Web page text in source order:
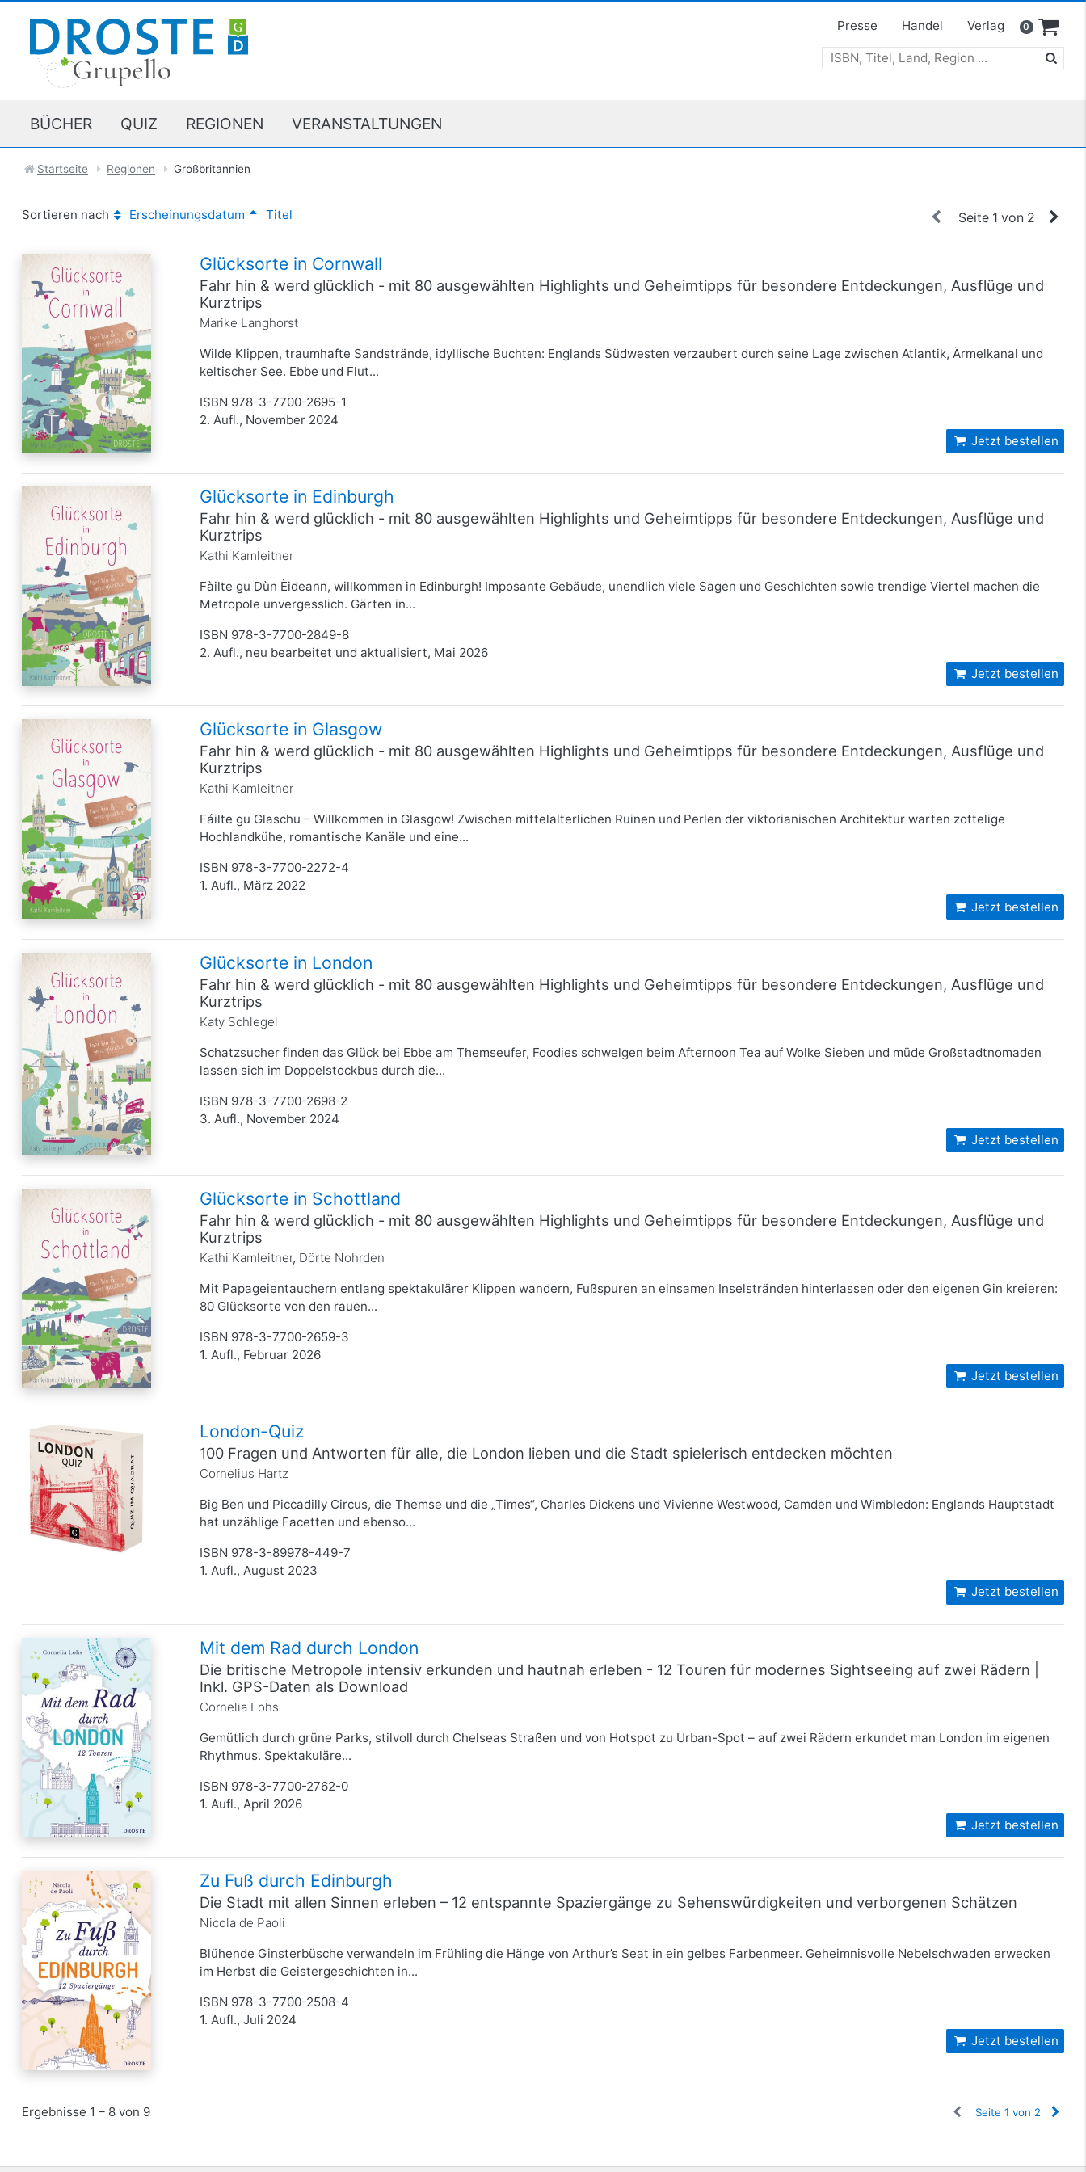
Presse Handel Verlag 0
BÜCHER QUIZ REGIONEN VERANSTALTUNGEN
Startseite Regionen Großbritannien
Sortieren nach Erscheinungsdatum Titel Seite 1 von 2
Glücksorte in Cornwall
Fahr hin & werd glücklich - mit 80 ausgewählten Highlights und Geheimtipps für besondere Entdeckungen, Ausflüge und
Kurztrips
Marike Langhorst
Wilde Klippen, traumhafte Sandstrände, idyllische Buchten: Englands Südwesten verzaubert durch seine Lage zwischen Atlantik, Ärmelkanal und
keltischer See. Ebbe und Flut...
ISBN 978-3-7700-2695-1
2. Aufl., November 2024
Jetzt bestellen
Glücksorte in Edinburgh
Fahr hin & werd glücklich - mit 80 ausgewählten Highlights und Geheimtipps für besondere Entdeckungen, Ausflüge und
Kurztrips
Kathi Kamleitner
Fàilte gu Dùn Èideann, willkommen in Edinburgh! Imposante Gebäude, unendlich viele Sagen und Geschichten sowie trendige Viertel machen die
Metropole unvergesslich. Gärten in...
ISBN 978-3-7700-2849-8
2. Aufl., neu bearbeitet und aktualisiert, Mai 2026
Jetzt bestellen
Glücksorte in Glasgow
Fahr hin & werd glücklich - mit 80 ausgewählten Highlights und Geheimtipps für besondere Entdeckungen, Ausflüge und
Kurztrips
Kathi Kamleitner
Fáilte gu Glaschu – Willkommen in Glasgow! Zwischen mittelalterlichen Ruinen und Perlen der viktorianischen Architektur warten zottelige
Hochlandkühe, romantische Kanäle und eine...
ISBN 978-3-7700-2272-4
1. Aufl., März 2022
Jetzt bestellen
Glücksorte in London
Fahr hin & werd glücklich - mit 80 ausgewählten Highlights und Geheimtipps für besondere Entdeckungen, Ausflüge und
Kurztrips
Katy Schlegel
Schatzsucher finden das Glück bei Ebbe am Themseufer, Foodies schwelgen beim Afternoon Tea auf Wolke Sieben und müde Großstadtnomaden
lassen sich im Doppelstockbus durch die...
ISBN 978-3-7700-2698-2
3. Aufl., November 2024
Jetzt bestellen
Glücksorte in Schottland
Fahr hin & werd glücklich - mit 80 ausgewählten Highlights und Geheimtipps für besondere Entdeckungen, Ausflüge und
Kurztrips
Kathi Kamleitner, Dörte Nohrden
Mit Papageientauchern entlang spektakulärer Klippen wandern, Fußspuren an einsamen Inselstränden hinterlassen oder den eigenen Gin kreieren:
80 Glücksorte von den rauen...
ISBN 978-3-7700-2659-3
1. Aufl., Februar 2026
Jetzt bestellen
London-Quiz
100 Fragen und Antworten für alle, die London lieben und die Stadt spielerisch entdecken möchten
Cornelius Hartz
Big Ben und Piccadilly Circus, die Themse und die „Times“, Charles Dickens und Vivienne Westwood, Camden und Wimbledon: Englands Hauptstadt
hat unzählige Facetten und ebenso...
ISBN 978-3-89978-449-7
1. Aufl., August 2023
Jetzt bestellen
Mit dem Rad durch London
Die britische Metropole intensiv erkunden und hautnah erleben - 12 Touren für modernes Sightseeing auf zwei Rädern |
Inkl. GPS-Daten als Download
Cornelia Lohs
Gemütlich durch grüne Parks, stilvoll durch Chelseas Straßen und von Hotspot zu Urban-Spot – auf zwei Rädern erkundet man London im eigenen
Rhythmus. Spektakuläre...
ISBN 978-3-7700-2762-0
1. Aufl., April 2026
Jetzt bestellen
Zu Fuß durch Edinburgh
Die Stadt mit allen Sinnen erleben – 12 entspannte Spaziergänge zu Sehenswürdigkeiten und verborgenen Schätzen
Nicola de Paoli
Blühende Ginsterbüsche verwandeln im Frühling die Hänge von Arthur’s Seat in ein gelbes Farbenmeer. Geheimnisvolle Nebelschwaden erwecken
im Herbst die Geistergeschichten in...
ISBN 978-3-7700-2508-4
1. Aufl., Juli 2024
Jetzt bestellen
Ergebnisse 1 – 8 von 9 Seite 1 von 2